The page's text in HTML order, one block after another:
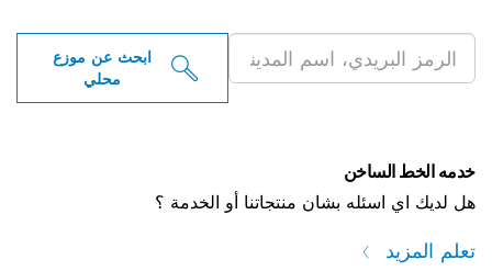
ابحث عن موزع
محلي
خدمه الخط الساخن
هل لديك اي اسئله بشان منتجاتنا أو الخدمة ؟
تعلم المزيد